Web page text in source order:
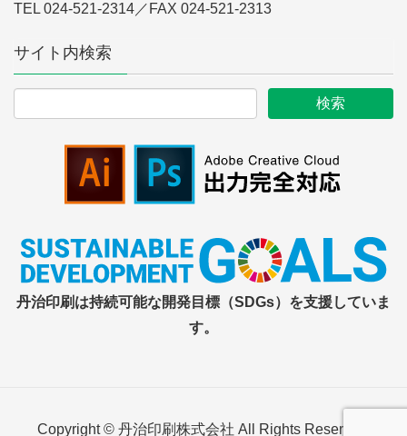
TEL 024-521-2314／FAX 024-521-2313
サイト内検索
丹治印刷は持続可能な開発目標（SDGs）を支援していま
す。
Copyright © 丹治印刷株式会社 All Rights Reserved.